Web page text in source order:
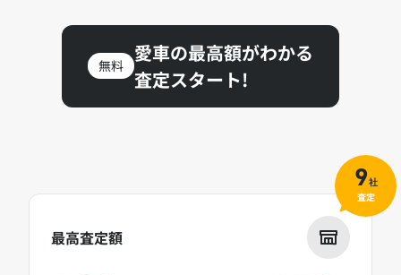
無料
愛車の最高額がわかる
査定スタート!
最高査定額
9社
査定